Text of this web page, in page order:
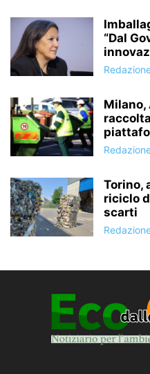
“Dal
Milano,
Torino,
riciclo
scarti